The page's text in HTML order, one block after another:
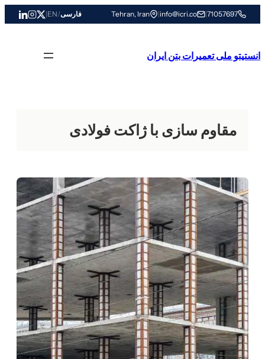
به
71057697
|
info@icri.co
|
Tehran, Iran فارسی/
EN
|
انستیتو ملی تعمیرات بتن ایران
مقاوم سازی با ژاکت فولادی